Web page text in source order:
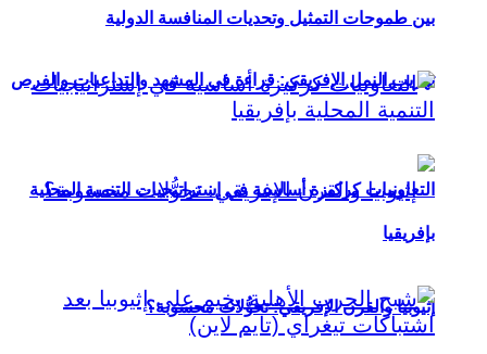
تهريب النمل الإفريقي: قراءة في المشهد والتداعيات والفرص
إثيوبيا والقرن الإفريقي: تحوُّلات محسوبة؟
بين طموحات التمثيل وتحديات المنافسة الدولية
التعاونيات كركيزة أساسية في إستراتيجيات التنمية المحلية
بإفريقيا